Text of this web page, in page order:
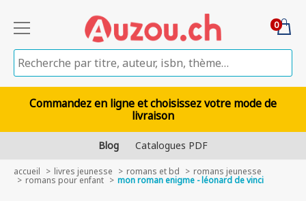
0
Commandez en ligne et choisissez votre mode de
livraison
Blog Catalogues PDF
accueil livres jeunesse romans et bd romans jeunesse
romans pour enfant mon roman enigme - léonard de vinci